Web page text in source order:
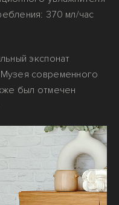
370 мл/час
экспонат
современного
был отмечен